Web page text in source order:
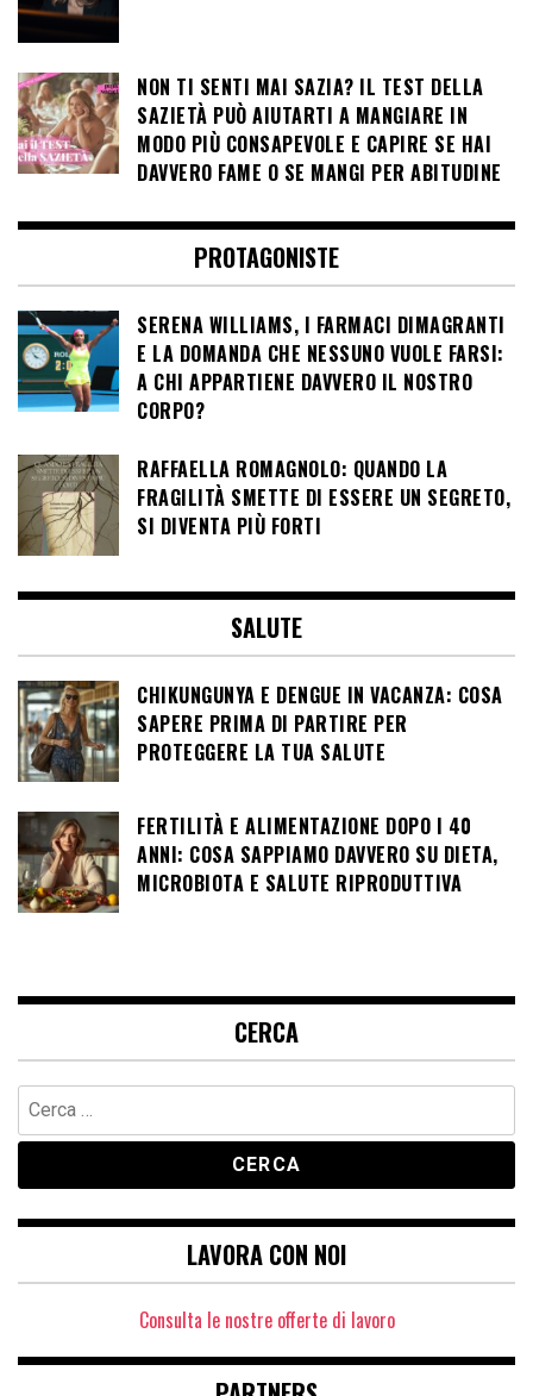
NON TI SENTI MAI SAZIA? IL TEST DELLA
SAZIETÀ PUÒ AIUTARTI A MANGIARE IN
MODO PIÙ CONSAPEVOLE E CAPIRE SE HAI
DAVVERO FAME O SE MANGI PER ABITUDINE
PROTAGONISTE
SERENA WILLIAMS, I FARMACI DIMAGRANTI
E LA DOMANDA CHE NESSUNO VUOLE FARSI:
A CHI APPARTIENE DAVVERO IL NOSTRO
CORPO?
RAFFAELLA ROMAGNOLO: QUANDO LA
FRAGILITÀ SMETTE DI ESSERE UN SEGRETO,
SI DIVENTA PIÙ FORTI
SALUTE
CHIKUNGUNYA E DENGUE IN VACANZA: COSA
SAPERE PRIMA DI PARTIRE PER
PROTEGGERE LA TUA SALUTE
FERTILITÀ E ALIMENTAZIONE DOPO I 40
ANNI: COSA SAPPIAMO DAVVERO SU DIETA,
MICROBIOTA E SALUTE RIPRODUTTIVA
CERCA
Ricerca
per:
LAVORA CON NOI
Consulta le nostre offerte di lavoro